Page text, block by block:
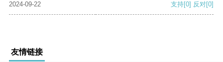
2024-09-22 支持[0] 反对[0]
友情链接